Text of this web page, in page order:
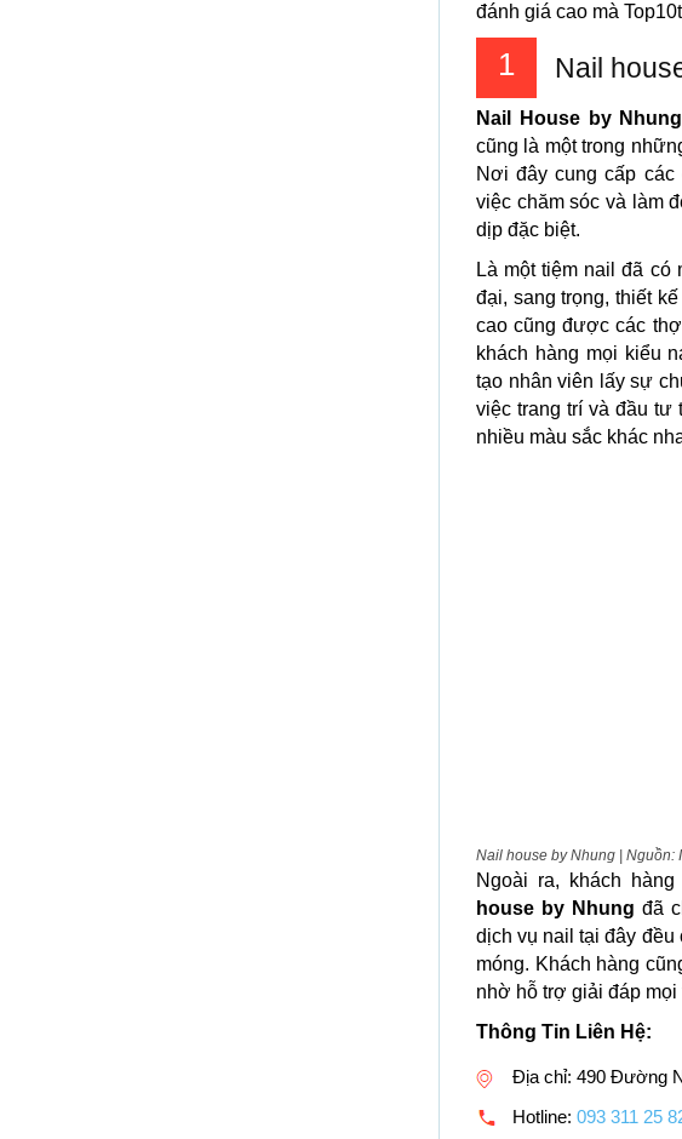
đánh giá cao mà
1 Nail
Nail House by Nhung
cũng là một trong
Nơi đây cung cấp các
việc chăm sóc và làm
dịp đặc biệt.
Là một tiệm nail đã
đại, sang trọng, thiết
cao cũng được các
khách hàng mọi kiểu
tạo nhân viên lấy sự
việc trang trí và đầu tư
nhiều màu sắc khác
Nail house by Nhung | Nguồn:
Ngoài ra, khách
house by Nhung đã
dịch vụ nail tại đây
móng. Khách hàng
nhờ hỗ trợ giải đáp
Thông Tin Liên Hệ:
Địa chỉ: 490 Đường
Hotline: 093 311 25